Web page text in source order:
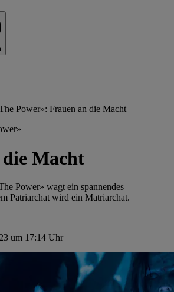
Power»: Frauen an die Macht
Macht
Power» wagt ein spannendes
Patriarchat wird ein Matriarchat.
um 17:14 Uhr